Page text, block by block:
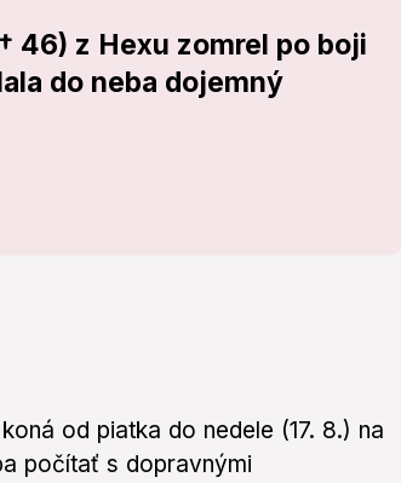
46) z Hexu zomrel po boji
do neba dojemný
od piatka do nedele (17. 8.) na
počítať s dopravnými